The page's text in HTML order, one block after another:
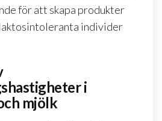
för att skapa produkter
individer
i
mjölk